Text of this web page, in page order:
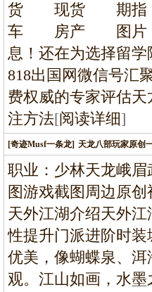
货 现货 期
车 房产 图
息！还在为选择留
818出国网微信号汇
费权威的专家评估
注方法[阅读详细]
[奇迹Musf一条龙] 天龙八部玩家原创
职业：少林天龙峨
图游戏截图周边原
天外江湖介绍天外
性提升门派进阶时
优美，像蝴蝶泉、
观。江山如画，水